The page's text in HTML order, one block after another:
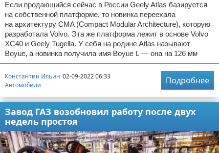
Если продающийся сейчас в России Geely Atlas базируется
на собственной платформе, то новинка переехала
на архитектуру CMA (Compact Modular Architecture), которую
разработала Volvo. Эта же платформа лежит в основе Volvo
XC40 и Geely Tugella. У себя на родине Atlas называют
Boyue, а новинка получила имя Boyue L — она на 126 мм
Константин Ильин 02-09-2022 06:33
Автомобили
Подробнее
Завод ГАЗ возобновил работу после двух
недель простоя